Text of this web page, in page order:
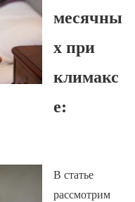
месячны
х при
климакс
е:
В статье
рассмотрим